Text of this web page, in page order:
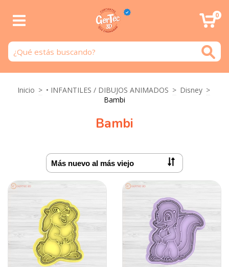
0
Inicio > • INFANTILES / DIBUJOS ANIMADOS > Disney >
Bambi
Bambi